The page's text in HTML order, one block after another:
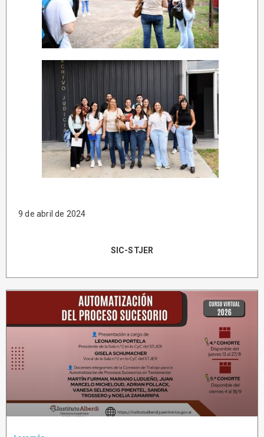
9 de abril de 2024
SIC-STJER